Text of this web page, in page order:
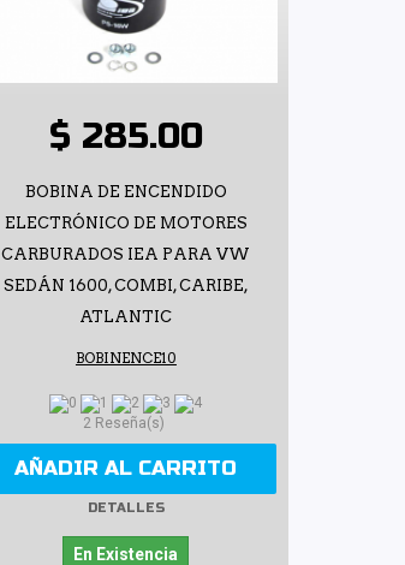
$ 285.00
BOBINA DE ENCENDIDO
ELECTRÓNICO DE MOTORES
CARBURADOS IEA PARA VW
SEDÁN 1600, COMBI, CARIBE,
ATLANTIC
BOBINENCE10
2 Reseña(s)
AÑADIR AL CARRITO
DETALLES
En Existencia